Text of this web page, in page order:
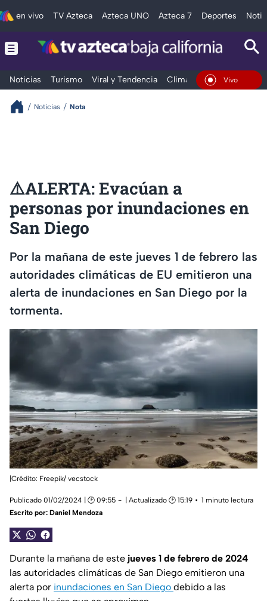
en vivo TV Azteca Azteca UNO Azteca 7 Deportes
Noticias Turismo Viral y Tendencia Clima Deportes
En Vivo
Noticias Nota
⚠️ALERTA: Evacúan a
personas por inundaciones en
San Diego
Por la mañana de este jueves 1 de febrero las
autoridades climáticas de EU emitieron una
alerta de inundaciones en San Diego por la
tormenta.
|Crédito: Freepik/ vecstock
Publicado 01/02/2024 | 🕑 09:55 | Actualizado 🕑 15:19
1 minuto lectura
Escrito por: Daniel Mendoza
Durante la mañana de este jueves 1 de febrero de 2024
las autoridades climáticas de San Diego emitieron una
alerta por inundaciones en San Diego debido a las